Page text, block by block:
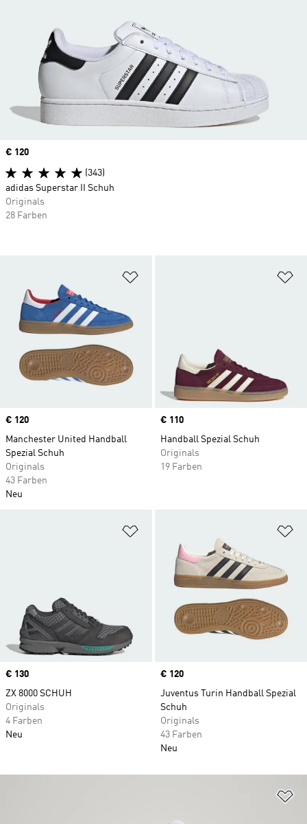
Price
€ 120
Manchester United Handball
Spezial Schuh
Originals
43 Farben
Neu
Price
€ 110
Handball Spezial Schuh
Originals
19 Farben
Price
€ 130
ZX 8000 SCHUH
Originals
4 Farben
Neu
Price
€ 120
Juventus Turin Handball Spezial
Schuh
Originals
43 Farben
Neu
Price
€ 120
(343)
adidas Superstar II Schuh
Originals
28 Farben